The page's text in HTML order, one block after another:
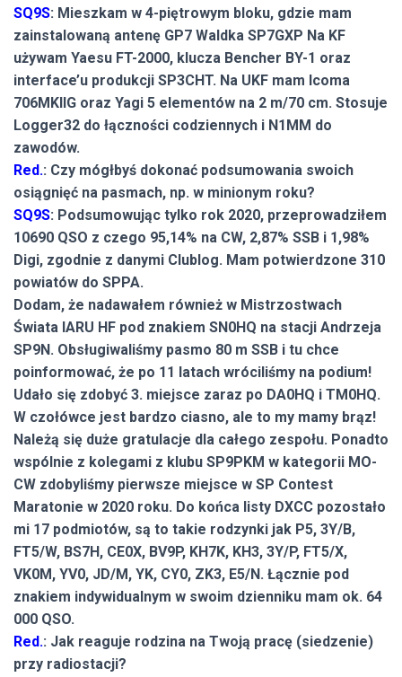
SQ9S: Mieszkam w 4-piętrowym bloku, gdzie mam
zainstalowaną antenę GP7 Waldka SP7GXP Na KF
używam Yaesu FT-2000, klucza Bencher BY-1 oraz
interface’u produkcji SP3CHT. Na UKF mam Icoma
706MKIIG oraz Yagi 5 elementów na 2 m/70 cm. Stosuje
Logger32 do łączności codziennych i N1MM do
zawodów.
Red.: Czy mógłbyś dokonać podsumowania swoich
osiągnięć na pasmach, np. w minionym roku?
SQ9S: Podsumowując tylko rok 2020, przeprowadziłem
10690 QSO z czego 95,14% na CW, 2,87% SSB i 1,98%
Digi, zgodnie z danymi Clublog. Mam potwierdzone 310
powiatów do SPPA.
Dodam, że nadawałem również w Mistrzostwach
Świata IARU HF pod znakiem SN0HQ na stacji Andrzeja
SP9N. Obsługiwaliśmy pasmo 80 m SSB i tu chce
poinformować, że po 11 latach wróciliśmy na podium!
Udało się zdobyć 3. miejsce zaraz po DA0HQ i TM0HQ.
W czołówce jest bardzo ciasno, ale to my mamy brąz!
Należą się duże gratulacje dla całego zespołu. Ponadto
wspólnie z kolegami z klubu SP9PKM w kategorii MO-
CW zdobyliśmy pierwsze miejsce w SP Contest
Maratonie w 2020 roku. Do końca listy DXCC pozostało
mi 17 podmiotów, są to takie rodzynki jak P5, 3Y/B,
FT5/W, BS7H, CE0X, BV9P, KH7K, KH3, 3Y/P, FT5/X,
VK0M, YV0, JD/M, YK, CY0, ZK3, E5/N. Łącznie pod
znakiem indywidualnym w swoim dzienniku mam ok. 64
000 QSO.
Red.: Jak reaguje rodzina na Twoją pracę (siedzenie)
przy radiostacji?